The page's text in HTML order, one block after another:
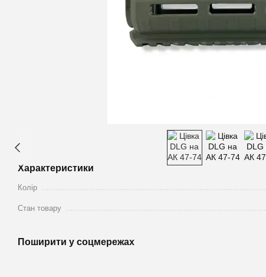
Характеристики
Колір
Стан товару
Поширити у соцмережах